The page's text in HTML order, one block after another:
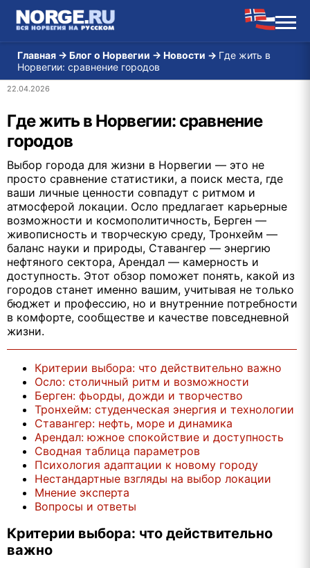
Главная → Блог о Норвегии → Новости → Где жить в
Норвегии: сравнение городов
22.04.2026
Где жить в Норвегии: сравнение
городов
Выбор города для жизни в Норвегии — это не
просто сравнение статистики, а поиск места, где
ваши личные ценности совпадут с ритмом и
атмосферой локации. Осло предлагает карьерные
возможности и космополитичность, Берген —
живописность и творческую среду, Тронхейм —
баланс науки и природы, Ставангер — энергию
нефтяного сектора, Арендал — камерность и
доступность. Этот обзор поможет понять, какой из
городов станет именно вашим, учитывая не только
бюджет и профессию, но и внутренние потребности
в комфорте, сообществе и качестве повседневной
жизни.
Критерии выбора: что действительно важно
Осло: столичный ритм и возможности
Берген: фьорды, дожди и творчество
Тронхейм: студенческая энергия и технологии
Ставангер: нефть, море и динамика
Арендал: южное спокойствие и доступность
Сводная таблица параметров
Психология адаптации к новому городу
Нестандартные взгляды на выбор локации
Мнение эксперта
Вопросы и ответы
Критерии выбора: что действительно
важно